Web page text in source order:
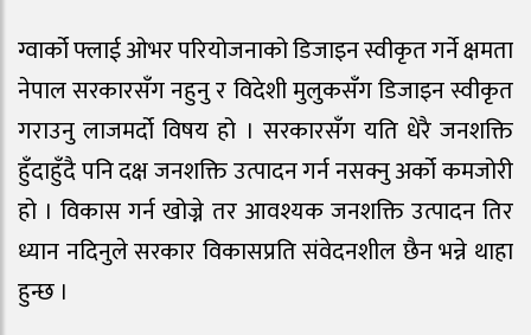
ग्वार्को फ्लाई ओभर परियोजनाको डिजाइन स्वीकृत गर्ने क्षमता
नेपाल सरकारसँग नहुनु र विदेशी मुलुकसँग डिजाइन स्वीकृत
गराउनु लाजमर्दो विषय हो । सरकारसँग यति धेरै जनशक्ति
हुँदाहुँदै पनि दक्ष जनशक्ति उत्पादन गर्न नसक्नु अर्को कमजोरी
हो । विकास गर्न खोज्ने तर आवश्यक जनशक्ति उत्पादन तिर
ध्यान नदिनुले सरकार विकासप्रति संवेदनशील छैन भन्ने थाहा
हुन्छ ।